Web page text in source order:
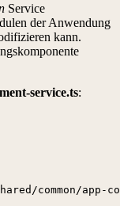
Service
der Anwendung
kann.
service.ts:
common/app-